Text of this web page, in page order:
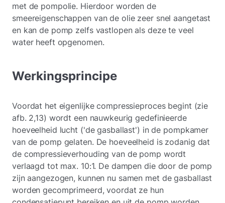
met de pompolie. Hierdoor worden de
smeereigenschappen van de olie zeer snel aangetast
en kan de pomp zelfs vastlopen als deze te veel
water heeft opgenomen.
Werkingsprincipe
Voordat het eigenlijke compressieproces begint (zie
afb. 2,13) wordt een nauwkeurig gedefinieerde
hoeveelheid lucht ('de gasballast') in de pompkamer
van de pomp gelaten. De hoeveelheid is zodanig dat
de compressieverhouding van de pomp wordt
verlaagd tot max. 10:1. De dampen die door de pomp
zijn aangezogen, kunnen nu samen met de gasballast
worden gecomprimeerd, voordat ze hun